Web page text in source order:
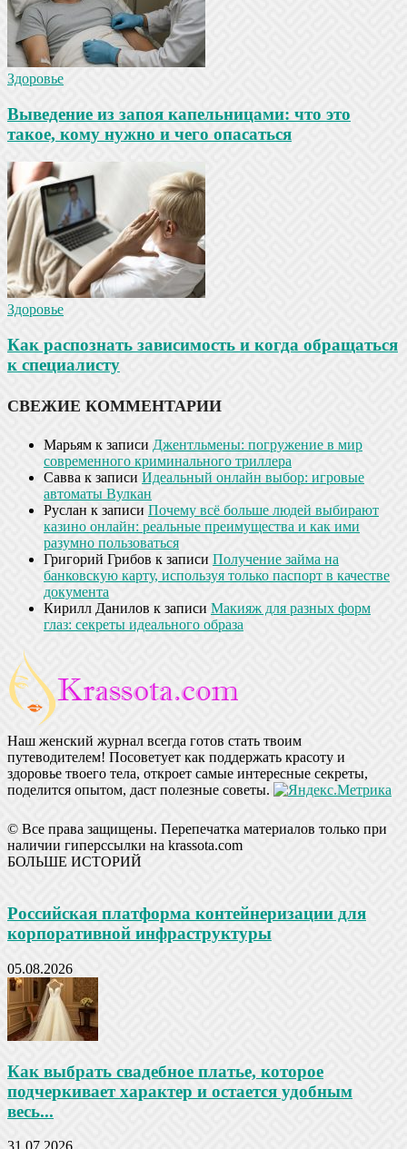
Здоровье
Выведение из запоя капельницами: что это
такое, кому нужно и чего опасаться
Здоровье
Как распознать зависимость и когда обращаться
к специалисту
СВЕЖИЕ КОММЕНТАРИИ
Марьям к записи Джентльмены: погружение в мир
современного криминального триллера
Савва к записи Идеальный онлайн выбор: игровые
автоматы Вулкан
Руслан к записи Почему всё больше людей выбирают
казино онлайн: реальные преимущества и как ими
разумно пользоваться
Григорий Грибов к записи Получение займа на
банковскую карту, используя только паспорт в качестве
документа
Кирилл Данилов к записи Макияж для разных форм
глаз: секреты идеального образа
Наш женский журнал всегда готов стать твоим
путеводителем! Посоветует как поддержать красоту и
здоровье твоего тела, откроет самые интересные секреты,
поделится опытом, даст полезные советы.
© Все права защищены. Перепечатка материалов только при
наличии гиперссылки на krassota.com
БОЛЬШЕ ИСТОРИЙ
Российская платформа контейнеризации для
корпоративной инфраструктуры
05.08.2026
Как выбрать свадебное платье, которое
подчеркивает характер и остается удобным
весь...